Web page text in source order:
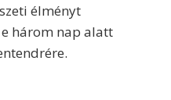
élményt
három nap alatt